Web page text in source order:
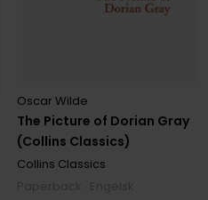
The Picture of Dorian Gray
(Collins Classics)
Oscar Wilde
Collins Classics